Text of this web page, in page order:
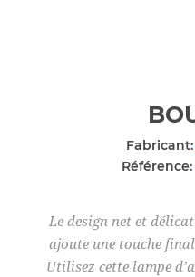
Fabricant:
Référence:
Le design net et
ajoute une touche
Utilisez cette lampe